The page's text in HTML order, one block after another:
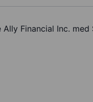
Ally Financial Inc. med